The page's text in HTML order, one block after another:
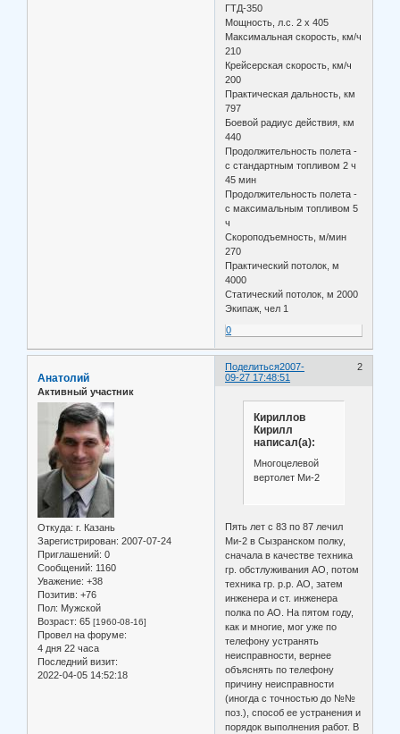
ГТД-350
Мощность, л.с. 2 х 405
Максимальная скорость, км/ч
210
Крейсерская скорость, км/ч
200
Практическая дальность, км
797
Боевой радиус действия, км
440
Продолжительность полета -
с стандартным топливом 2 ч
45 мин
Продолжительность полета -
с максимальным топливом 5
ч
Скороподъемность, м/мин
270
Практический потолок, м
4000
Статический потолок, м 2000
Экипаж, чел 1
0
Поделиться 2
2007-
09-27 17:48:51
Анатолий
Активный участник
Откуда: г. Казань
Зарегистрирован: 2007-07-24
Приглашений: 0
Сообщений: 1160
Уважение: +38
Позитив: +76
Пол: Мужской
Возраст: 65 [1960-08-16]
Провел на форуме:
4 дня 22 часа
Последний визит:
2022-04-05 14:52:18
Кириллов
Кирилл
написал(а):
Многоцелевой
вертолет Ми-2
Пять лет с 83 по 87 лечил
Ми-2 в Сызранском полку,
сначала в качестве техника
гр. обстлуживания АО, потом
техника гр. р.р. АО, затем
инженера и ст. инженера
полка по АО. На пятом году,
как и многие, мог уже по
телефону устранять
неисправности, вернее
объяснять по телефону
причину неисправности
(иногда с точностью до №№
поз.), способ ее устранения и
порядок выполнения работ. В